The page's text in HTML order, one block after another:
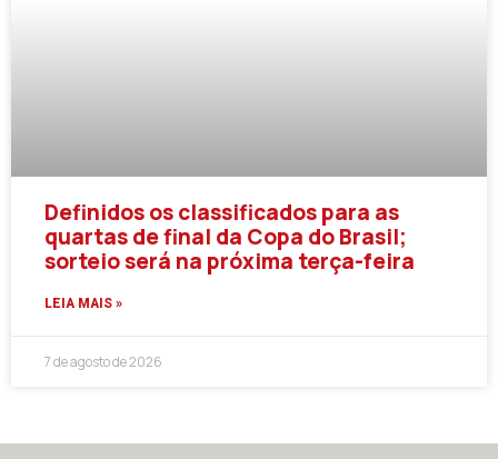
Definidos os classificados para as
quartas de final da Copa do Brasil;
sorteio será na próxima terça-feira
LEIA MAIS »
7 de agosto de 2026